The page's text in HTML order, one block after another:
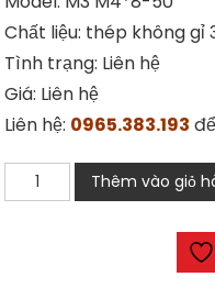
Chất liệu: thép không gỉ
Tình trạng: Liên hệ
Giá: Liên hệ
Liên hệ: 0965.383.193
Bulong
cánh
Thêm vào giỏ